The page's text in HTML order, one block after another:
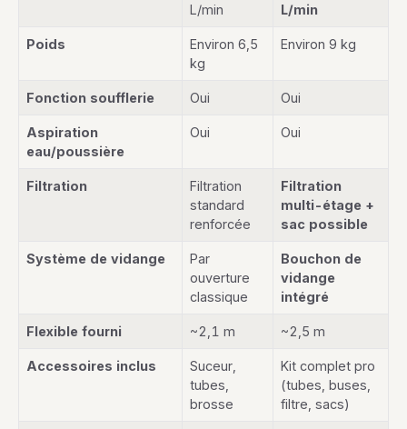
L/min
L/min
Poids
Environ 6,5
kg
Environ 9 kg
Fonction soufflerie Oui Oui
Aspiration
eau/poussière
Oui Oui
Filtration
Filtration
standard
renforcée
Filtration
multi-étage +
sac possible
Système de vidange
Par
ouverture
classique
Bouchon de
vidange
intégré
Flexible fourni ~2,1 m ~2,5 m
Accessoires inclus
Suceur,
tubes,
brosse
Kit complet pro
(tubes, buses,
filtre, sacs)